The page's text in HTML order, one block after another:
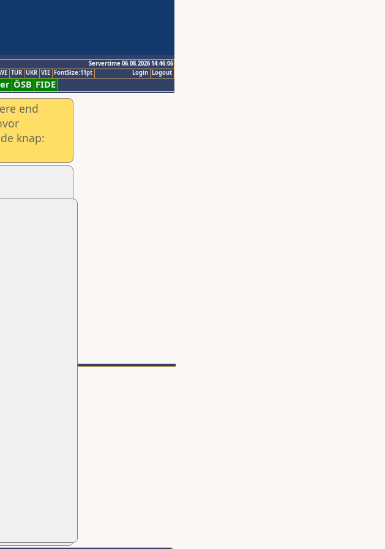
Servertime 06.08.2026 14:46:06
Logout
Login
TUR UKR VIE FontSize:11pt
ÖSB FIDE
end
knap: